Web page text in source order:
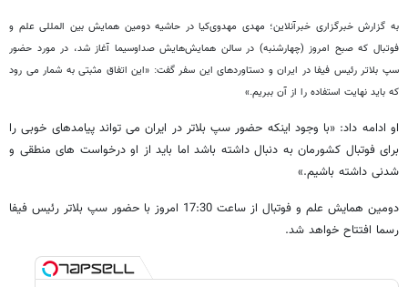
به گزارش خبرگزاری خبرآنلاین؛ مهدی مهدوی‌کیا در حاشیه دومین همایش بین المللی علم و
فوتبال که صبح امروز (چهارشنبه) در سالن همایش‌هایش صداوسیما آغاز شد، در مورد حضور
سپ بلاتر رئیس فیفا در ایران و دستاوردهای این سفر گفت: «این اتفاق مثبتی به شمار می رود
که باید نهایت استفاده را از آن ببریم.»
او ادامه داد: «با وجود اینکه حضور سپ بلاتر در ایران می تواند پیامدهای خوبی را
برای فوتبال کشورمان به دنبال داشته باشد اما باید از او درخواست های منطقی و
شدنی داشته باشیم.»
دومین همایش علم و فوتبال از ساعت 17:30 امروز با حضور سپ بلاتر رئیس فیفا
رسما افتتاح خواهد شد.